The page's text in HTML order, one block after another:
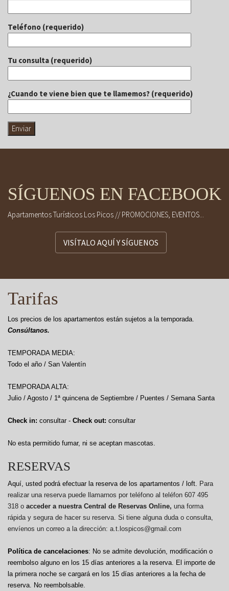
Teléfono (requerido)
Tu consulta (requerido)
¿Cuando te viene bien que te llamemos? (requerido)
SÍGUENOS EN FACEBOOK
Apartamentos Turísticos Los Picos // PROMOCIONES, EVENTOS...
VISÍTALO AQUÍ Y SÍGUENOS
Tarifas
Los precios de los apartamentos están sujetos a la temporada.
Consúltanos.
TEMPORADA MEDIA:
Todo el año / San Valentín
TEMPORADA ALTA:
Julio / Agosto / 1ª quincena de Septiembre / Puentes / Semana Santa
Check in: consultar - Check out: consultar
No esta permitido fumar, ni se aceptan mascotas.
RESERVAS
Aquí, usted podrá efectuar la reserva de los apartamentos / loft. Para
realizar una reserva puede llamarnos por teléfono al teléfon 607 495
318 o acceder a nuestra Central de Reservas Online, una forma
rápida y segura de hacer su reserva. Si tiene alguna duda o consulta,
envíenos un correo a la dirección: a.t.lospicos@gmail.com
Política de cancelaciones: No se admite devolución, modificación o
reembolso alguno en los 15 días anteriores a la reserva. El importe de
la primera noche se cargará en los 15 días anteriores a la fecha de
reserva. No reembolsable.